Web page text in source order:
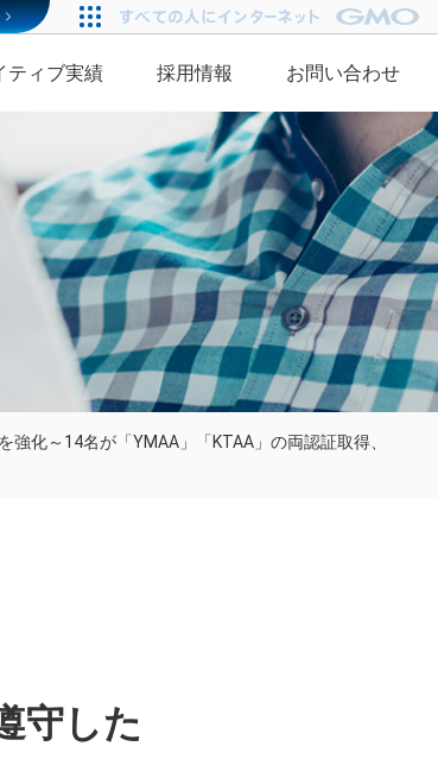
ティブ実績 採用情報 お問い合わせ
強化～14名が「YMAA」「KTAA」の両認証取得、
守した